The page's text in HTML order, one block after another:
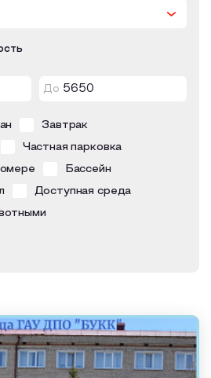
До
Завтрак
Частная парковка
Бассейн
Доступная среда